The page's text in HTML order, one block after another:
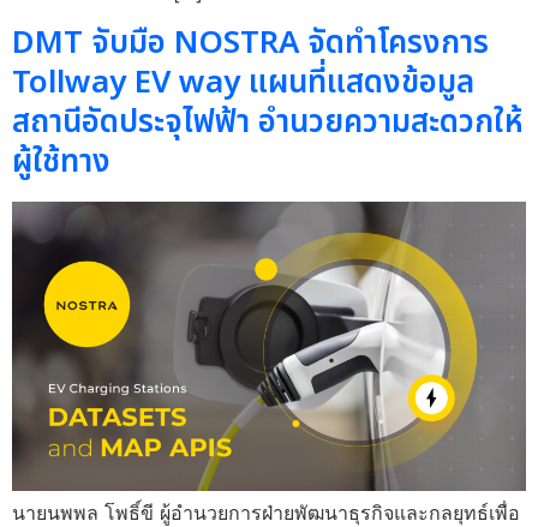
DMT จับมือ NOSTRA จัดทำโครงการ
Tollway EV way แผนที่แสดงข้อมูล
สถานีอัดประจุไฟฟ้า อำนวยความสะดวกให้
ผู้ใช้ทาง
นายนพพล โพธิ์ขี ผู้อำนวยการฝ่ายพัฒนาธุรกิจและกลยุทธ์เพื่อ